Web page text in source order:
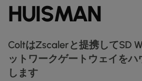
ダークファイバー
COLT WAVE(専用線)
卸売SIP
詳しく見る
NETWORK-AS-A-SERVICE
イーサネット
専用インターネットアクセス
ン。
ソリューション
cable インフラの最適化を実現
encrypted 未来を守る
ラックコロケーション
接続サービス​
globe_book IP トランジット
fingerprint 会社概要
COLTのネットワーク
bigtop_updates 接続を確認
newsmode インサイト
ニュースルーム
network_intelligence ドキュメンテーション
HUISMAN
ColtはZscalerと提携してSD
ットワークゲートウェイを
します